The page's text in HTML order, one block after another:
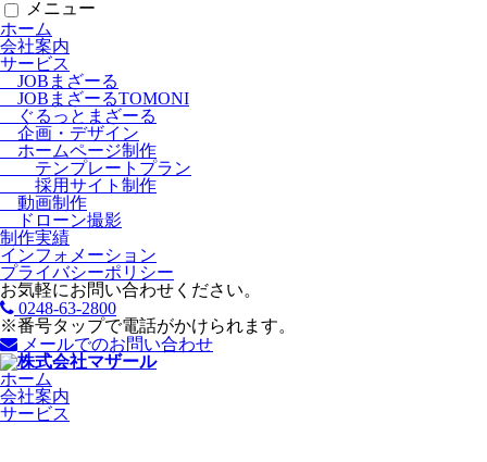
メニュー
ホーム
会社案内
サービス
JOBまざーる
JOBまざーるTOMONI
ぐるっとまざーる
企画・デザイン
ホームページ制作
テンプレートプラン
採用サイト制作
動画制作
ドローン撮影
制作実績
インフォメーション
プライバシーポリシー
お気軽にお問い合わせください。
0248-63-2800
※番号タップで電話がかけられます。
メールでのお問い合わせ
ホーム
会社案内
サービス